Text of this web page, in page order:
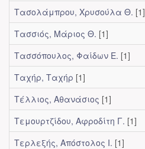
Τασολάμπρου, Χρυσούλα Θ. [1]
Τασσιός, Μάριος Θ. [1]
Τασσόπουλος, Φαίδων Ε. [1]
Ταχήρ, Ταχήρ [1]
Τέλλιος, Αθανάσιος [1]
Τεμουρτζίδου, Αφροδίτη Γ. [1]
Τερλεξής, Απόστολος Ι. [1]